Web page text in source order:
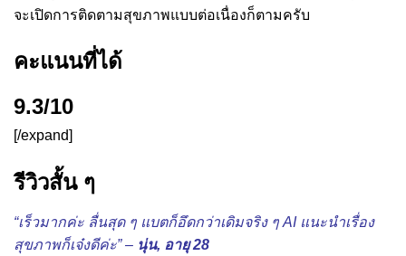
จะเปิดการติดตามสุขภาพแบบต่อเนื่องก็ตามครับ
คะแนนที่ได้
9.3/10
[/expand]
รีวิวสั้น ๆ
“เร็วมากค่ะ ลื่นสุด ๆ แบตก็อึดกว่าเดิมจริง ๆ AI แนะนำเรื่อง
สุขภาพก็เจ๋งดีค่ะ” – นุ่น, อายุ 28